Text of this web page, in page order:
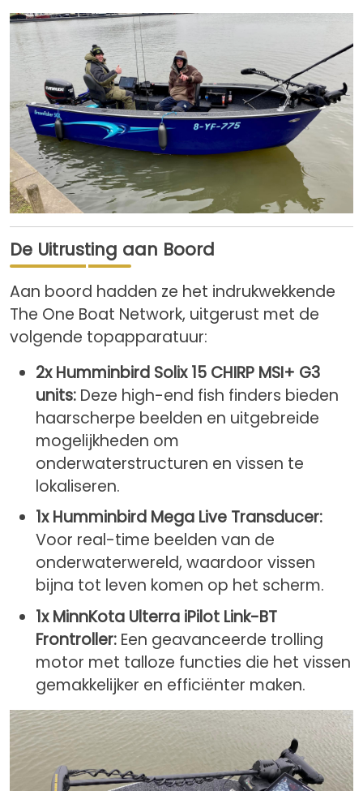
De Uitrusting aan Boord
Aan boord hadden ze het indrukwekkende
The One Boat Network, uitgerust met de
volgende topapparatuur:
2x Humminbird Solix 15 CHIRP MSI+ G3
units: Deze high-end fish finders bieden
haarscherpe beelden en uitgebreide
mogelijkheden om
onderwaterstructuren en vissen te
lokaliseren.
1x Humminbird Mega Live Transducer:
Voor real-time beelden van de
onderwaterwereld, waardoor vissen
bijna tot leven komen op het scherm.
1x MinnKota Ulterra iPilot Link-BT
Frontroller: Een geavanceerde trolling
motor met talloze functies die het vissen
gemakkelijker en efficiënter maken.